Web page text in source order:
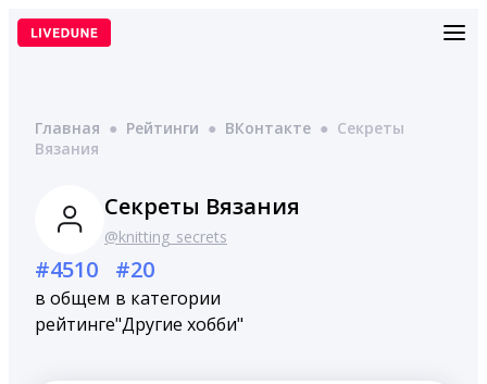
Перейти
Главная ● Рейтинги ● ВКонтакте ● Секреты
Вязания
Секреты Вязания
@knitting_secrets
#4510
в общем
рейтинге
#20
в категории
"Другие хобби"